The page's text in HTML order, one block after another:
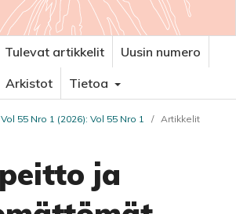
Tulevat artikkelit
Uusin numero
Arkistot
Tietoa
Vol 55 Nro 1 (2026): Vol 55 Nro 1 / Artikkelit
ja